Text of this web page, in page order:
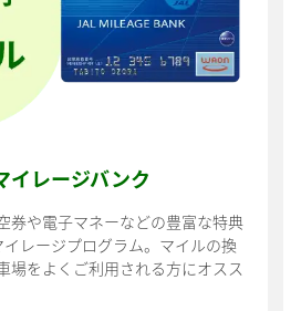
イレージバンク
券や電子マネーなどの豊富な特典
イレージプログラム。マイルの換
場をよくご利用される方にオスス